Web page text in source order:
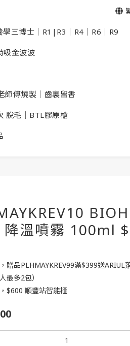
三博士｜R1|R3｜R4｜R6｜R9
吸金波波
師傅燒製｜齒裏留香
脫毛｜BTL膠原槍
降溫噴霧 100ml
贈品PLHMAYKREV99滿$399送ARIUL
最多2包）
$600 順豐站智能櫃